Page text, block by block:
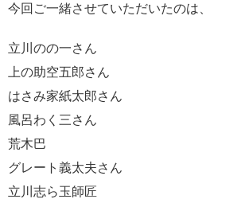
今回ご一緒させていただいたのは、
立川のの一さん
上の助空五郎さん
はさみ家紙太郎さん
風呂わく三さん
荒木巴
グレート義太夫さん
立川志ら玉師匠